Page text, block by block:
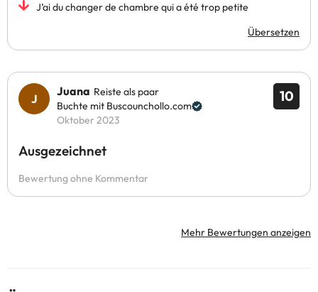
J’ai du changer de chambre qui a été trop petite
Übersetzen
10
Juana Reiste als paar
Buchte mit Buscounchollo.com
Oktober 2023
Ausgezeichnet
Bewertung ohne Kommentar
Mehr Bewertungen anzeigen